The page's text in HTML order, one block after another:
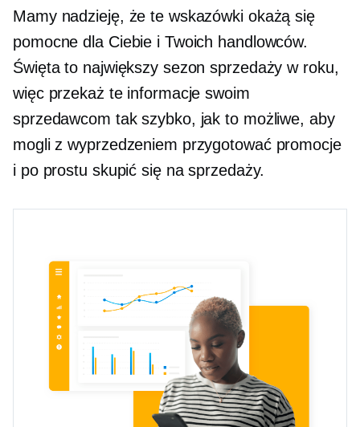
Mamy nadzieję, że te wskazówki okażą się
pomocne dla Ciebie i Twoich handlowców.
Święta to największy sezon sprzedaży w roku,
więc przekaż te informacje swoim
sprzedawcom tak szybko, jak to możliwe, aby
mogli z wyprzedzeniem przygotować promocje
i po prostu skupić się na sprzedaży.